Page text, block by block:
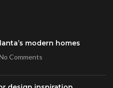
modern homes
Comments